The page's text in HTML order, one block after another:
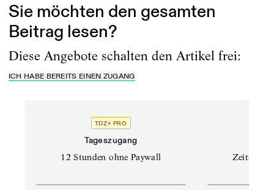
Sie möchten den gesamten
Beitrag lesen?
Diese Angebote schalten den Artikel frei:
ICH HABE BEREITS EINEN ZUGANG
TDZ+ PRO
Tageszugang
12 Stunden ohne Paywall